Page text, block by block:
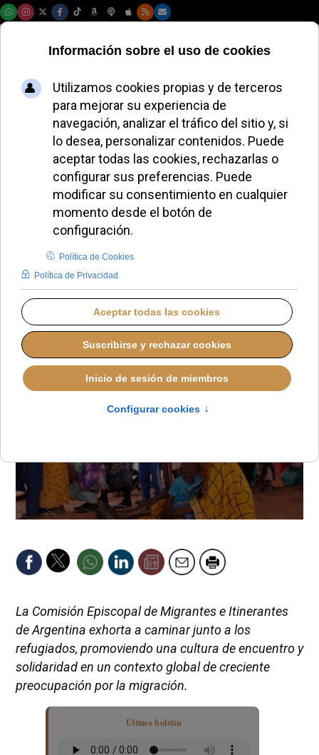
La Comisión
Episcopal de
Argentina pide
acoger a los
refugiados
LUNES, 23 JUNIO 2025 18:50
La Comisión Episcopal de Migrantes e Itinerantes
de Argentina exhorta a caminar junto a los
refugiados, promoviendo una cultura de encuentro y
solidaridad en un contexto global de creciente
preocupación por la migración.
Último boletín